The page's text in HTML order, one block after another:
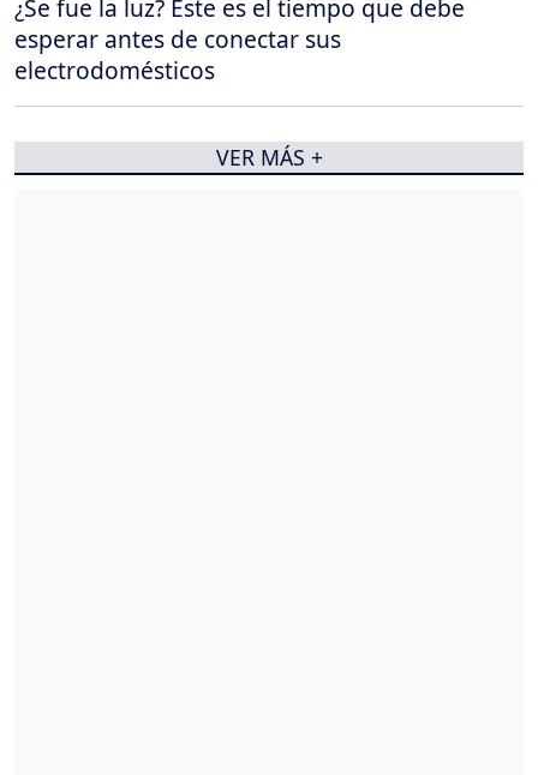
¿Se fue la luz? Este es el tiempo que debe
esperar antes de conectar sus
electrodomésticos
VER MÁS +